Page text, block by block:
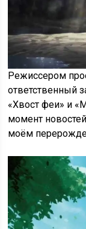
Режиссером
ответственный
«Хвост феи» и
момент
моём